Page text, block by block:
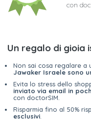
con
Un regalo di gioia
Non sai cosa regalare a
Jawaker Israele sono
Evita lo stress dello
inviato via email in
con doctorSIM.
Risparmia fino al 50%
esclusivi